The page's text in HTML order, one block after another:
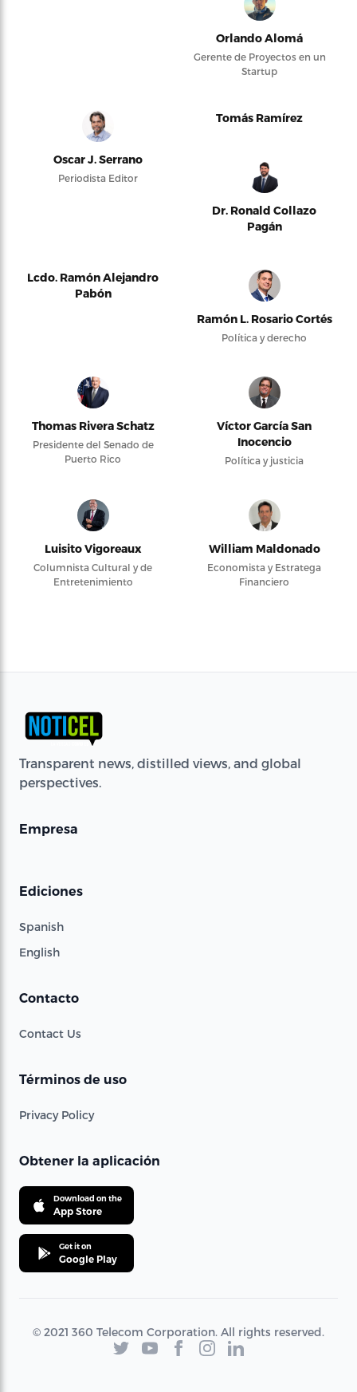
Orlando Alomá
Gerente de Proyectos en un
Startup
Oscar J. Serrano
Periodista Editor
Tomás Ramírez
Dr. Ronald Collazo
Pagán
Lcdo. Ramón Alejandro
Pabón
Ramón L. Rosario Cortés
Política y derecho
Thomas Rivera Schatz
Presidente del Senado de
Puerto Rico
Víctor García San
Inocencio
Política y justicia
Luisito Vigoreaux
Columnista Cultural y de
Entretenimiento
William Maldonado
Economista y Estratega
Financiero
Transparent news, distilled views, and global
perspectives.
Empresa
Ediciones
Spanish
English
Contacto
Contact Us
Términos de uso
Privacy Policy
Obtener la aplicación
Download on the
App Store
Get it on
Google Play
© 2021 360 Telecom Corporation. All rights reserved.